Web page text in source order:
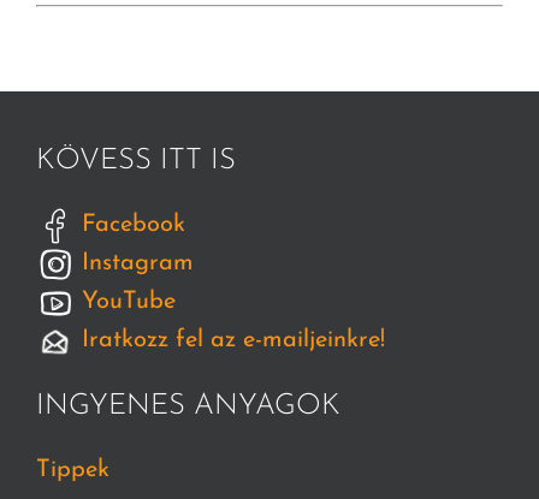
KÖVESS ITT IS
Facebook
Instagram
YouTube
Iratkozz fel az e-mailjeinkre!
INGYENES ANYAGOK
Tippek